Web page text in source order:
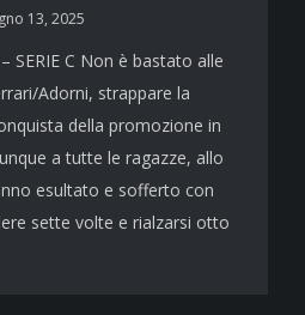
13, 2025
SERIE C Non è bastato alle
Adorni, strappare la
della promozione in
a tutte le ragazze, allo
esultato e sofferto con
sette volte e rialzarsi otto